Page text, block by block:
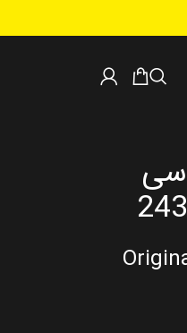
۲۷۰۰ سی سی